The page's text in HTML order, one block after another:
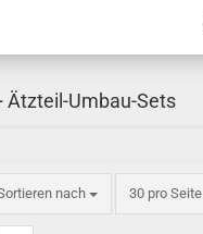
Ätzteil-Umbau-Sets
nach 30 pro Seite